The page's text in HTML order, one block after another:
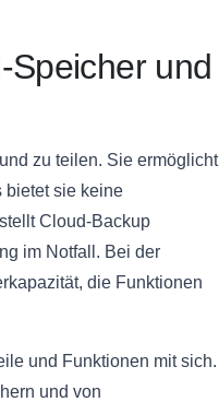
Speicher und
zu teilen. Sie ermöglicht
bietet sie keine
Cloud-Backup
im Notfall. Bei der
die Funktionen
und Funktionen mit sich.
und von